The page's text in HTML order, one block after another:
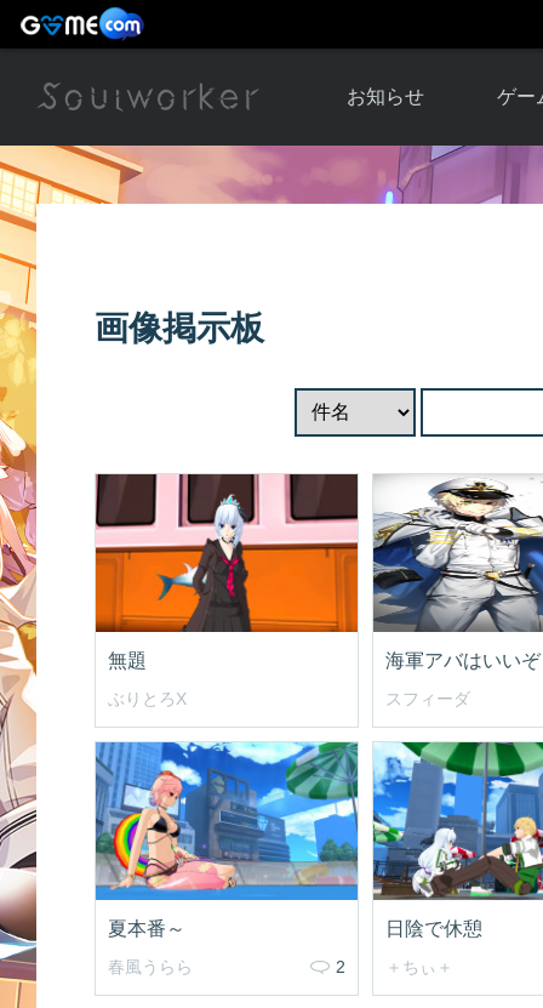
お知らせ
お知らせ一覧
ゲー
ソウ
アップ
画像掲示板
無題
ぶりとろX
海軍アバはいいぞ
スフィーダ
夏本番～
春風うらら 2
日陰で休憩
＋ちぃ＋